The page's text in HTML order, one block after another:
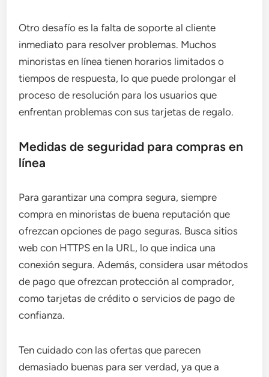
Otro desafío es la falta de soporte al cliente
inmediato para resolver problemas. Muchos
minoristas en línea tienen horarios limitados o
tiempos de respuesta, lo que puede prolongar el
proceso de resolución para los usuarios que
enfrentan problemas con sus tarjetas de regalo.
Medidas de seguridad para compras en
línea
Para garantizar una compra segura, siempre
compra en minoristas de buena reputación que
ofrezcan opciones de pago seguras. Busca sitios
web con HTTPS en la URL, lo que indica una
conexión segura. Además, considera usar métodos
de pago que ofrezcan protección al comprador,
como tarjetas de crédito o servicios de pago de
confianza.
Ten cuidado con las ofertas que parecen
demasiado buenas para ser verdad, ya que a